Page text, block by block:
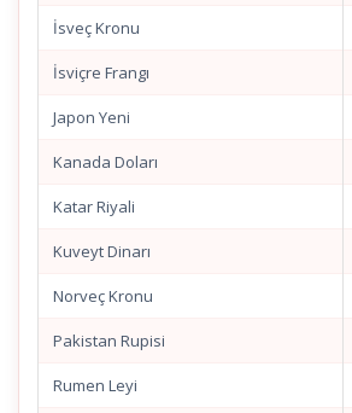
İsveç Kronu
İsviçre Frangı
Japon Yeni
Kanada Doları
Katar Riyali
Kuveyt Dinarı
Norveç Kronu
Pakistan Rupisi
Rumen Leyi